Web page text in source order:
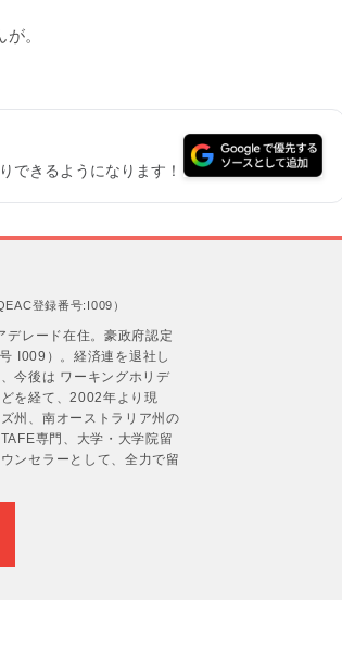
。
できるようになります！
登録番号:I009）
デレード在住。豪政府認定
I009）。経済連を退社し
今後は ワーキングホリデ
を経て、2002年より現
州、南オーストラリア州の
専門、大学・大学院留
ンセラーとして、全力で留